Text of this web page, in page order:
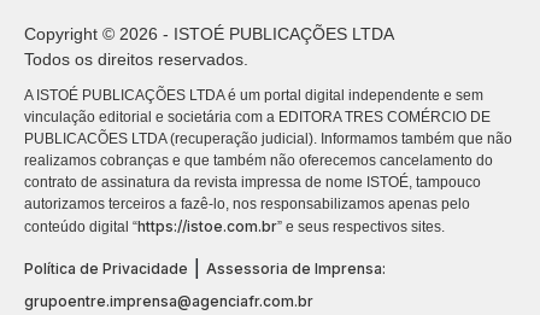
Copyright © 2026 - ISTOÉ PUBLICAÇÕES LTDA
Todos os direitos reservados.
A ISTOÉ PUBLICAÇÕES LTDA é um portal digital independente e sem
vinculação editorial e societária com a EDITORA TRES COMÉRCIO DE
PUBLICACÕES LTDA (recuperação judicial). Informamos também que não
realizamos cobranças e que também não oferecemos cancelamento do
contrato de assinatura da revista impressa de nome ISTOÉ, tampouco
autorizamos terceiros a fazê-lo, nos responsabilizamos apenas pelo
conteúdo digital “https://istoe.com.br” e seus respectivos sites.
Política de Privacidade
Assessoria de Imprensa:
grupoentre.imprensa@agenciafr.com.br